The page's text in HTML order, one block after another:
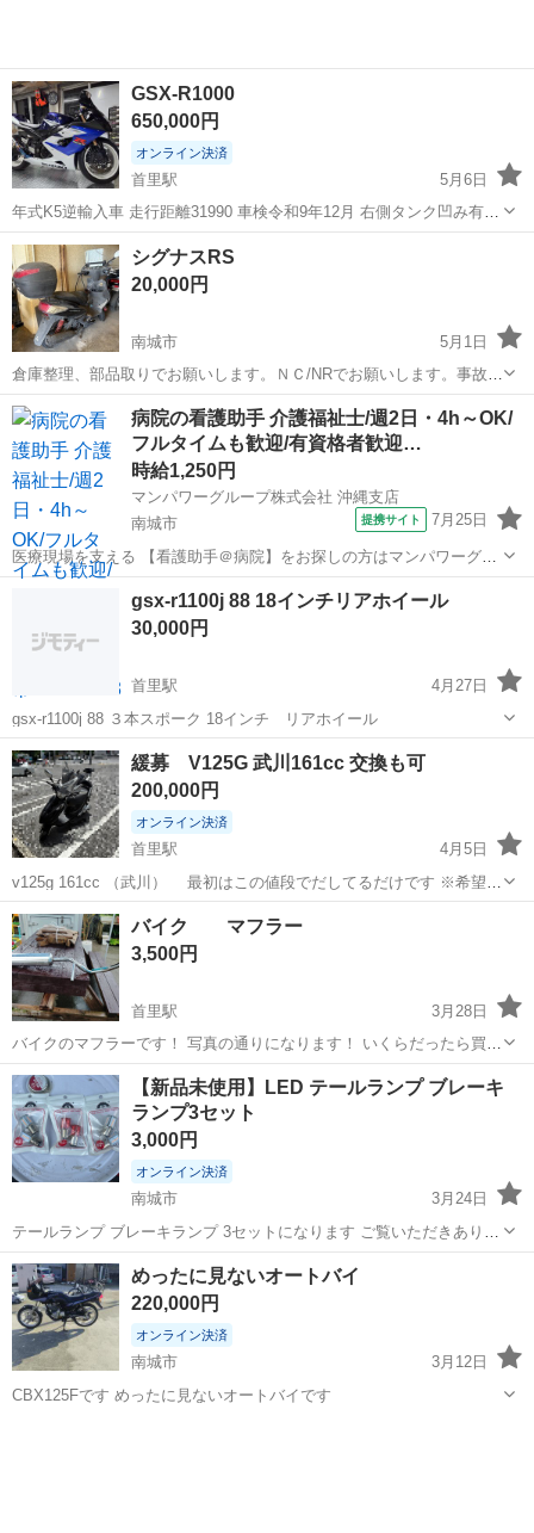
GSX-R1000
650,000円
オンライン決済
首里駅
5月6日
年式K5逆輸入車 走行距離31990 車検令和9年12月 右側タンク凹み有り
不具合無し 純正マフラーなど純正部品多数有り全て持たせます。
沖縄 南城市 首里駅
シグナスRS
20,000円
南城市
5月1日
倉庫整理、部品取りでお願いします。ＮＣ/NRでお願いします。事故車
前あたりです。書類あり
沖縄 ヤマハ シグナス
病院の看護助手 介護福祉士/週2日・4h～OK/
フルタイムも歓迎/有資格者歓迎…
時給1,250円
マンパワーグループ株式会社 沖縄支店
南城市
提携サイト 7月25日
医療現場を支える 【看護助手＠病院】をお探しの方はマンパワーグル
ープへ★ 🤝高時給で稼げる！ 🤝ライフスタイルに合わせて働ける！
gsx-r1100j 88 18インチリアホイール
30,000円
首里駅
4月27日
gsx-r1100j 88 ３本スポーク 18インチ リアホイール
沖縄 南城市 首里駅 バイク
緩募 V125G 武川161cc 交換も可
200,000円
オンライン決済
首里駅
4月5日
v125g 161cc （武川） 最初はこの値段でだしてるだけです ※希望金
額提示お願いします 走行距離 メーター変えましたので その前の走行
距離は2万いかないくらいになってます 買ってからそうそう乗ってな
い ※P...
沖縄 南城市 首里駅
バイク マフラー
3,500円
首里駅
3月28日
バイクのマフラーです！ 写真の通りになります！ いくらだったら買い
たいなどあれば、 コメントください☺️ 3Nでお願いします！
沖縄 南城市 首里駅 その他 通り
【新品未使用】LED テールランプ ブレーキ
ランプ3セット
3,000円
オンライン決済
南城市
3月24日
テールランプ ブレーキランプ 3セットになります ご覧いただきありが
とうございます
沖縄 南城市 バイク ランプ
めったに見ないオートバイ
220,000円
オンライン決済
南城市
3月12日
CBX125Fです めったに見ないオートバイです